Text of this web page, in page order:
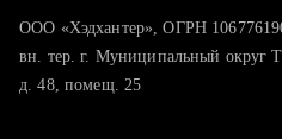
ООО «Хэдхантер», ОГРН
вн. тер. г. Муниципальный округ
д. 48, помещ. 25